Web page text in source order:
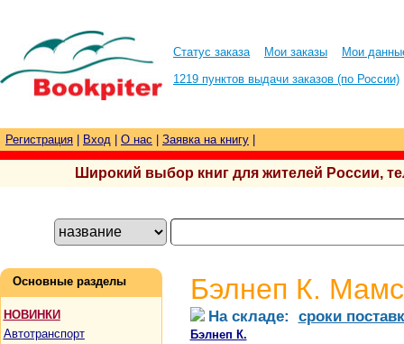
Статус заказа Мои заказы
Мои
1219 пунктов выдачи заказов (по России)
Регистрация Вход О нас Заявка на книгу
Широкий выбор книг для жителей России,
Основные разделы
НОВИНКИ
Автотранспорт
Бэлнеп К.
На складе: сроки
Бэлнеп К.